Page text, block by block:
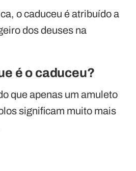
o caduceu é atribuído a
dos deuses na
é o caduceu?
que apenas um amuleto
significam muito mais